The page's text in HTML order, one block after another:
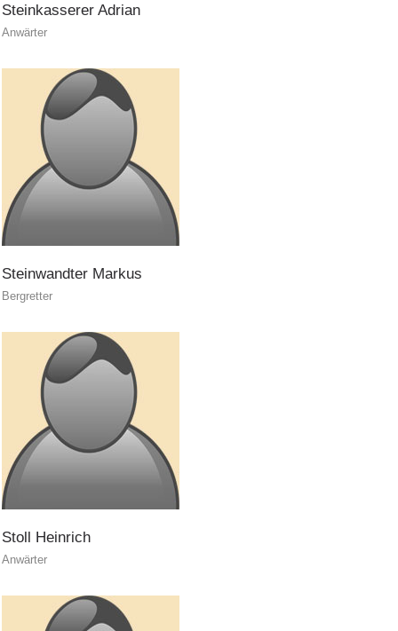
ITAT 3023 - START
ITAT 4112 - RESYST
Steinkasserer Adrian
Anwärter
Steinwandter Markus
Bergretter
Stoll Heinrich
Anwärter